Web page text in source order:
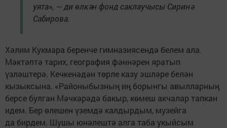
уята», — ди өлкән фонд саклаучысы Сиринә
Сабирова.
Хәлим Кукмара беренче гимназиясендә белем ала.
Мәктәптә тарих, география фәннәрен яратып
үзләштерә. Кечкенәдән төрле казу эшләре белән
кызыксына. «Районыбызның иң борынгы авылларның
берсе булган Мәчкәрәдә бакыр, көмеш акчалар тапкан
идем. Бер өлешен үземдә калдырдым, музейга
да бирдем. Шушы юнәлештә алга таба укыйсым